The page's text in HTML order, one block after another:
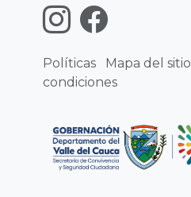
Políticas Mapa del sitio
condiciones